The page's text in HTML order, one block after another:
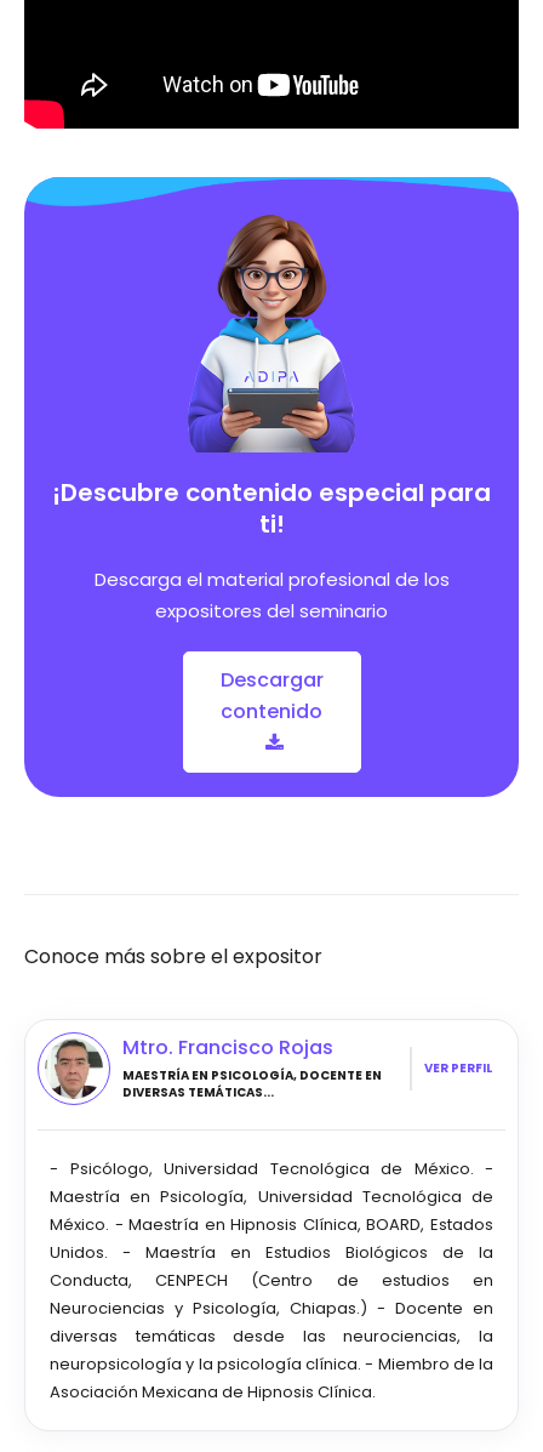
¡Descubre contenido especial para
ti!
Descarga el material profesional de los
expositores del seminario
Descargar
contenido
Conoce más sobre el expositor
Mtro. Francisco Rojas
MAESTRÍA EN PSICOLOGÍA, DOCENTE EN
DIVERSAS TEMÁTICAS...
VER PERFIL
- Psicólogo, Universidad Tecnológica de México. -
Maestría en Psicología, Universidad Tecnológica de
México. - Maestría en Hipnosis Clínica, BOARD, Estados
Unidos. - Maestría en Estudios Biológicos de la
Conducta, CENPECH (Centro de estudios en
Neurociencias y Psicología, Chiapas.) - Docente en
diversas temáticas desde las neurociencias, la
neuropsicología y la psicología clínica. - Miembro de la
Asociación Mexicana de Hipnosis Clínica.